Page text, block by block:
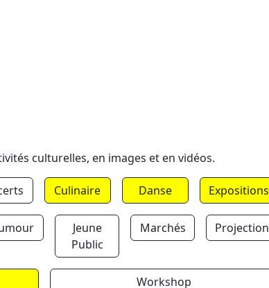
culturelles, en images et en vidéos.
Culinaire Danse Expositions
Jeune
Public
Marchés Projection
Workshop